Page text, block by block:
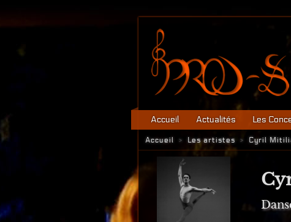
Accueil Actualités Les
Accueil > Les artistes > Cyril